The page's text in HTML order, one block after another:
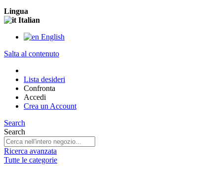
Lingua
Italian
English
Salta al contenuto
Lista desideri
Confronta
Accedi
Crea un Account
Search
Search
Ricerca avanzata
Tutte le categorie